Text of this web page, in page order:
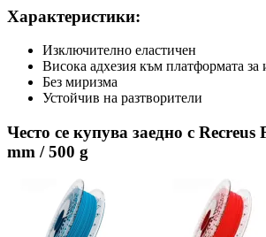
Характеристики:
Изключително еластичен
Висока адхезия към платформата за
Без миризма
Устойчив на разтворители
Често се купува заедно с
mm / 500 g